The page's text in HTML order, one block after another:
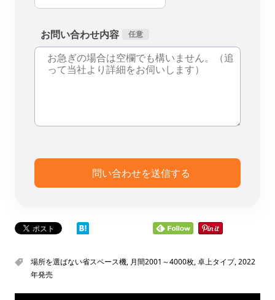
お問い合わせ内容
場所を選ばない省スペース機, 月間2001～4000枚,卓上タイプ,2022
年発売